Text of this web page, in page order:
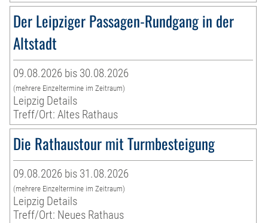
Der Leipziger Passagen-Rundgang in der
Altstadt
09.08.2026 bis 30.08.2026
(mehrere Einzeltermine im Zeitraum)
Leipzig Details
Treff/Ort: Altes Rathaus
Die Rathaustour mit Turmbesteigung
09.08.2026 bis 31.08.2026
(mehrere Einzeltermine im Zeitraum)
Leipzig Details
Treff/Ort: Neues Rathaus